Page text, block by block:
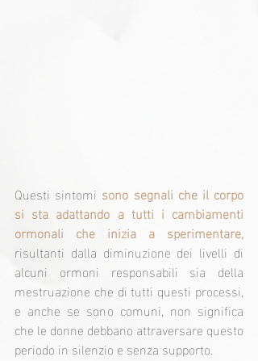
Questi sintomi sono segnali che il corpo
si sta adattando a tutti i cambiamenti
ormonali che inizia a sperimentare,
risultanti dalla diminuzione dei livelli di
alcuni ormoni responsabili sia della
mestruazione che di tutti questi processi,
e anche se sono comuni, non significa
che le donne debbano attraversare questo
periodo in silenzio e senza supporto.